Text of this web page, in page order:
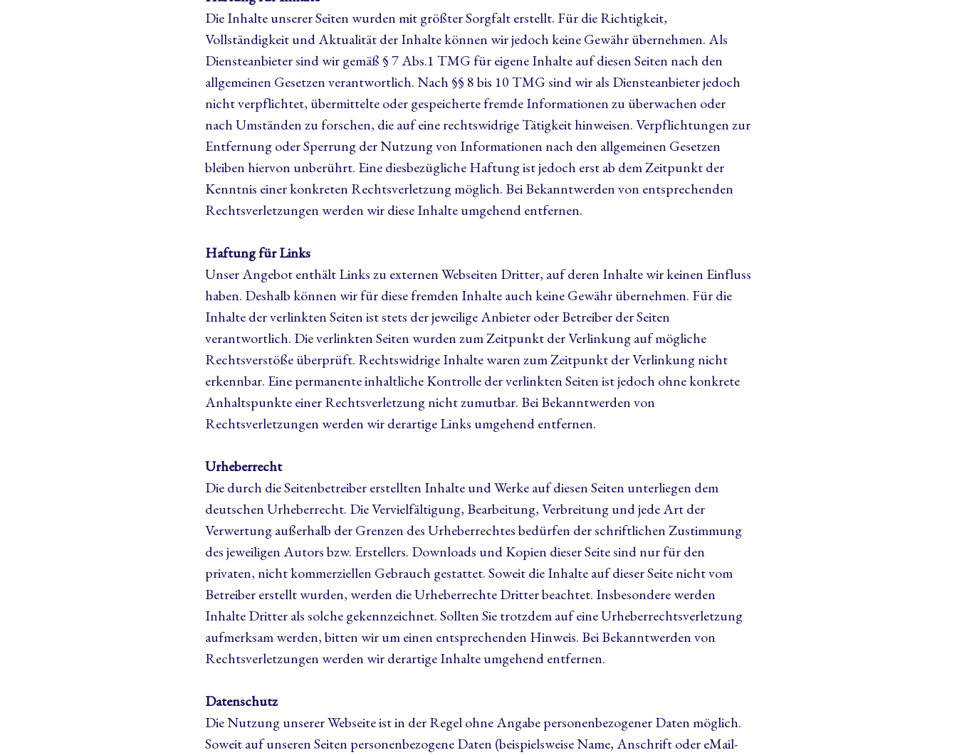
Die Inhalte unserer Seiten wurden mit größter Sorgfalt erstellt. Für die Richtigkeit,
Vollständigkeit und Aktualität der Inhalte können wir jedoch keine Gewähr übernehmen. Als
Diensteanbieter sind wir gemäß § 7 Abs.1 TMG für eigene Inhalte auf diesen Seiten nach den
allgemeinen Gesetzen verantwortlich. Nach §§ 8 bis 10 TMG sind wir als Diensteanbieter jedoch
nicht verpflichtet, übermittelte oder gespeicherte fremde Informationen zu überwachen oder
nach Umständen zu forschen, die auf eine rechtswidrige Tätigkeit hinweisen. Verpflichtungen zur
Entfernung oder Sperrung der Nutzung von Informationen nach den allgemeinen Gesetzen
bleiben hiervon unberührt. Eine diesbezügliche Haftung ist jedoch erst ab dem Zeitpunkt der
Kenntnis einer konkreten Rechtsverletzung möglich. Bei Bekanntwerden von entsprechenden
Rechtsverletzungen werden wir diese Inhalte umgehend entfernen.
Haftung für Links
Unser Angebot enthält Links zu externen Webseiten Dritter, auf deren Inhalte wir keinen Einfluss
haben. Deshalb können wir für diese fremden Inhalte auch keine Gewähr übernehmen. Für die
Inhalte der verlinkten Seiten ist stets der jeweilige Anbieter oder Betreiber der Seiten
verantwortlich. Die verlinkten Seiten wurden zum Zeitpunkt der Verlinkung auf mögliche
Rechtsverstöße überprüft. Rechtswidrige Inhalte waren zum Zeitpunkt der Verlinkung nicht
erkennbar. Eine permanente inhaltliche Kontrolle der verlinkten Seiten ist jedoch ohne konkrete
Anhaltspunkte einer Rechtsverletzung nicht zumutbar. Bei Bekanntwerden von
Rechtsverletzungen werden wir derartige Links umgehend entfernen.
Urheberrecht
Die durch die Seitenbetreiber erstellten Inhalte und Werke auf diesen Seiten unterliegen dem
deutschen Urheberrecht. Die Vervielfältigung, Bearbeitung, Verbreitung und jede Art der
Verwertung außerhalb der Grenzen des Urheberrechtes bedürfen der schriftlichen Zustimmung
des jeweiligen Autors bzw. Erstellers. Downloads und Kopien dieser Seite sind nur für den
privaten, nicht kommerziellen Gebrauch gestattet. Soweit die Inhalte auf dieser Seite nicht vom
Betreiber erstellt wurden, werden die Urheberrechte Dritter beachtet. Insbesondere werden
Inhalte Dritter als solche gekennzeichnet. Sollten Sie trotzdem auf eine Urheberrechtsverletzung
aufmerksam werden, bitten wir um einen entsprechenden Hinweis. Bei Bekanntwerden von
Rechtsverletzungen werden wir derartige Inhalte umgehend entfernen.
Datenschutz
Die Nutzung unserer Webseite ist in der Regel ohne Angabe personenbezogener Daten möglich.
Soweit auf unseren Seiten personenbezogene Daten (beispielsweise Name, Anschrift oder eMail-